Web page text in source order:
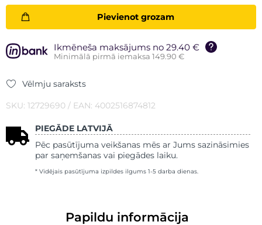
Pievienot grozam
Ikmēneša maksājums no 29.40 €
Minimālā pirmā iemaksa 149.90 €
Vēlmju saraksts
SKU: 12729690 / EAN: 4002516874812
PIEGĀDE LATVIJĀ
Pēc pasūtījuma veikšanas mēs ar Jums sazināsimies
par saņemšanas vai piegādes laiku.
* Vidējais pasūtījuma izpildes ilgums 1-5 darba dienas.
Papildu informācija